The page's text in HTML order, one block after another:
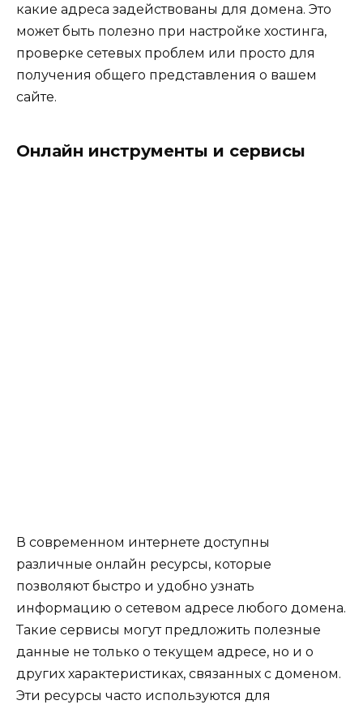
какие адреса задействованы для домена. Это
может быть полезно при настройке хостинга,
проверке сетевых проблем или просто для
получения общего представления о вашем
сайте.
Онлайн инструменты и сервисы
В современном интернете доступны
различные онлайн ресурсы, которые
позволяют быстро и удобно узнать
информацию о сетевом адресе любого домена.
Такие сервисы могут предложить полезные
данные не только о текущем адресе, но и о
других характеристиках, связанных с доменом.
Эти ресурсы часто используются для